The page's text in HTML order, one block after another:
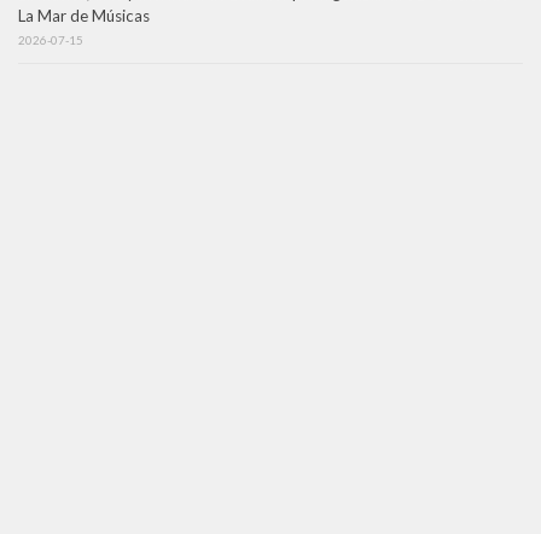
La Mar de Músicas
2026-07-15